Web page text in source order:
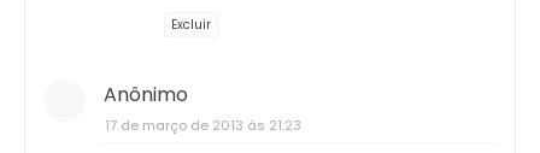
Excluir
Anônimo
17 de março de 2013 às 21:23